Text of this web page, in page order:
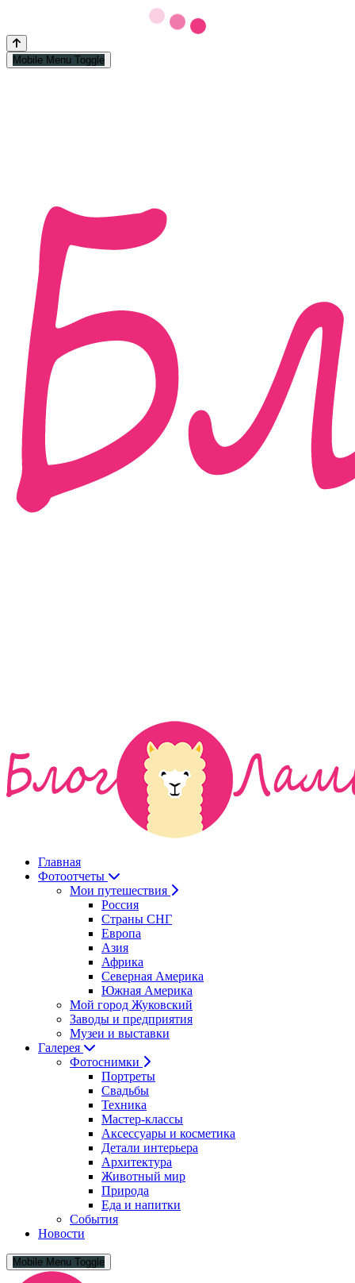
Mobile Menu Toggle
Главная
Фотоотчеты
Мои путешествия
Россия
Страны СНГ
Европа
Азия
Африка
Северная Америка
Южная Америка
Мой город Жуковский
Заводы и предприятия
Музеи и выставки
Галерея
Фотоснимки
Портреты
Свадьбы
Техника
Мастер-классы
Аксессуары и косметика
Детали интерьера
Архитектура
Животный мир
Природа
Еда и напитки
События
Новости
Mobile Menu Toggle